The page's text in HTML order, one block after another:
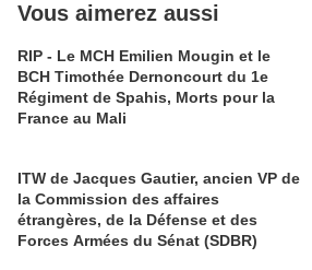
Vous aimerez aussi
RIP - Le MCH Emilien Mougin et le
BCH Timothée Dernoncourt du 1e
Régiment de Spahis, Morts pour la
France au Mali
ITW de Jacques Gautier, ancien VP de
la Commission des affaires
étrangères, de la Défense et des
Forces Armées du Sénat (SDBR)